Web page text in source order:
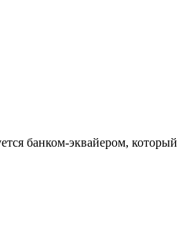
банком-эквайером, который